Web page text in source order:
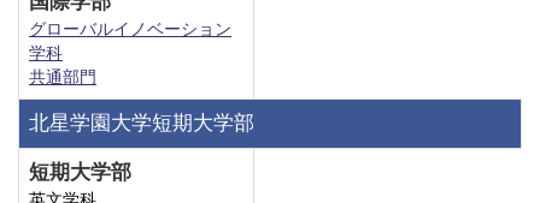
グローバルイノベーション
学科
共通部門
北星学園大学短期大学部
短期大学部